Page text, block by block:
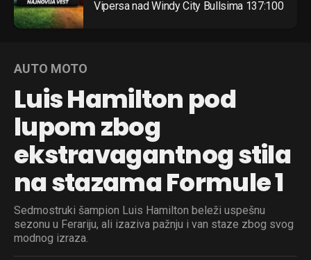
Vipersa nad Windy City Bullsima 137:100
AUTO MOTO
Luis Hamilton pod
lupom zbog
ekstravagantnog stila
na stazama Formule 1
Sedmostruki šampion Luis Hamilton beleži uspešnu
sezonu u Ferariju, ali izaziva pažnju i van staze zbog svog
modnog izraza.